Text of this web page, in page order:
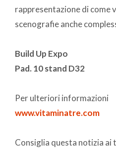
rappresentazione di come
scenografie anche
Build Up Expo
Pad. 10 stand D32
Per ulteriori informazioni
www.vitaminatre.com
Consiglia questa notizia ai